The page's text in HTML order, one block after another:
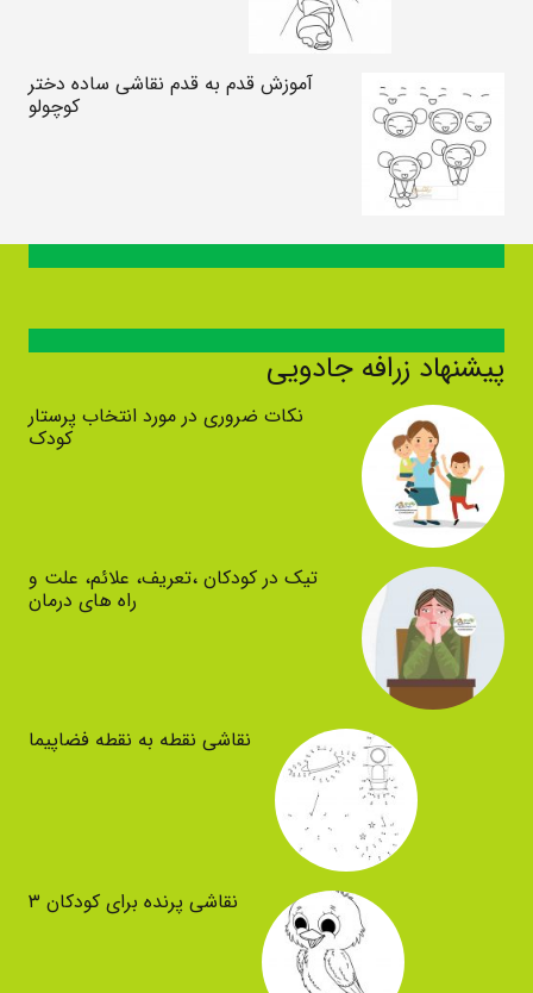
آموزش قدم به قدم نقاشی ساده دختر
کوچولو
پیشنهاد زرافه جادویی
نکات ضروری در مورد انتخاب پرستار
کودک
تیک در کودکان ،تعریف، علائم، علت و
راه های درمان
نقاشی نقطه به نقطه فضاپیما
نقاشی پرنده برای کودکان ۳